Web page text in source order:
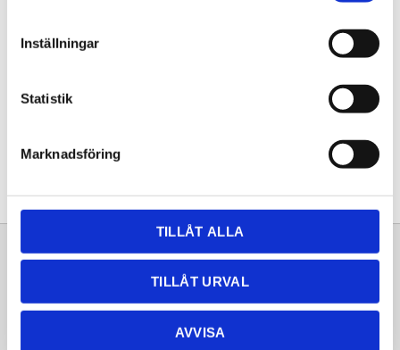
Inställningar
Statistik
Marknadsföring
TILLÅT ALLA
TILLÅT URVAL
AVVISA
Lagervara
Artikelnr
20260000
Sortiment Information
Frågor & svar